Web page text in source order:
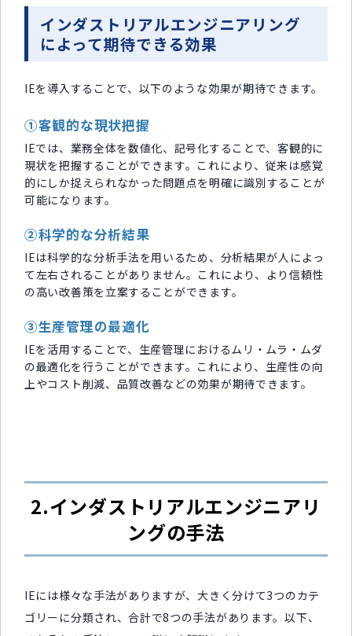
インダストリアルエンジニアリング
によって期待できる効果
IEを導入することで、以下のような効果が期待できます。
①客観的な現状把握
IEでは、業務全体を数値化、記号化することで、客観的に
現状を把握することができます。これにより、従来は感覚
的にしか捉えられなかった問題点を明確に識別することが
可能になります。
②科学的な分析結果
IEは科学的な分析手法を用いるため、分析結果が人によっ
て左右されることがありません。これにより、より信頼性
の高い改善策を立案することができます。
③生産管理の最適化
IEを活用することで、生産管理におけるムリ・ムラ・ムダ
の最適化を行うことができます。これにより、生産性の向
上やコスト削減、品質改善などの効果が期待できます。
2.インダストリアルエンジニアリ
ングの手法
IEには様々な手法がありますが、大きく分けて3つのカテ
ゴリーに分類され、合計で8つの手法があります。以下、